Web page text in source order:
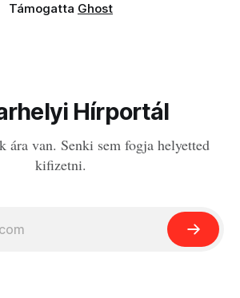
Támogatta Ghost
Hírportál
ára van. Senki sem fogja helyetted
kifizetni.